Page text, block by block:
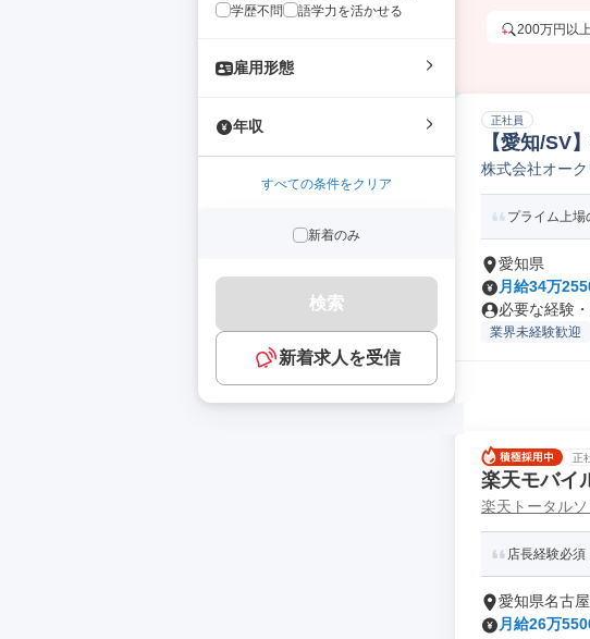
学歴不問
語学力を活かせる
雇用形態
年収
すべての条件をクリア
新着のみ
検索
新着求人を受信
200万円以
正社員
【愛知/SV
イヤー
株式会社オーク
プライム上
愛知県
月給34万
必要な経験
業界未経験歓迎
正
楽天モバイ
楽天トータル
店長経験必
愛知県名古
月給26万